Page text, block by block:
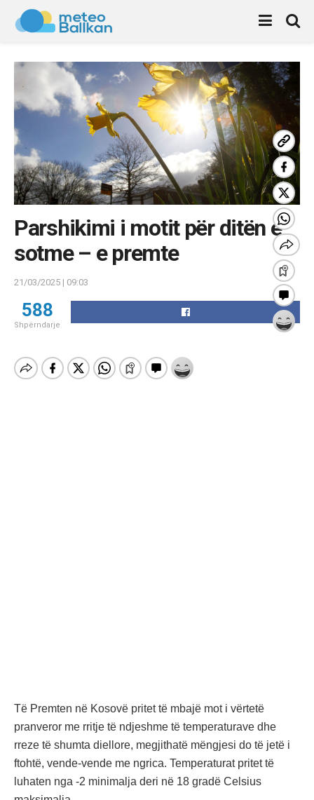
Parshikimi i motit për ditën e
sotme – e premte
21/03/2025 | 09:03
588
Shpërndarje
Të Premten në Kosovë pritet të mbajë mot i vërtetë
pranveror me rritje të ndjeshme të temperaturave dhe
rreze të shumta diellore, megjithatë mëngjesi do të jetë i
ftohtë, vende-vende me ngrica. Temperaturat pritet të
luhaten nga -2 minimalja deri në 18 gradë Celsius